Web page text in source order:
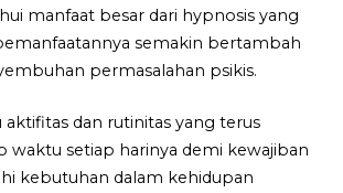
manfaat besar dari hypnosis yang
semakin bertambah
permasalahan psikis.
aktifitas dan rutinitas yang terus
waktu setiap harinya demi kewajiban
kebutuhan dalam kehidupan